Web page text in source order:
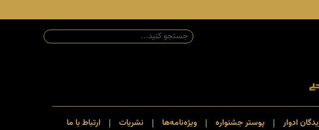
ادوار پوستر جشنواره ویژه‌نامه‌ها نشریات ارتباط با ما